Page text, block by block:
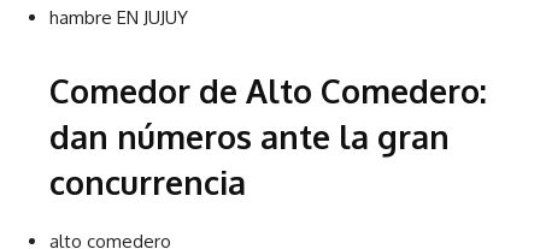
hambre EN JUJUY
Comedor de Alto Comedero:
dan números ante la gran
concurrencia
alto comedero